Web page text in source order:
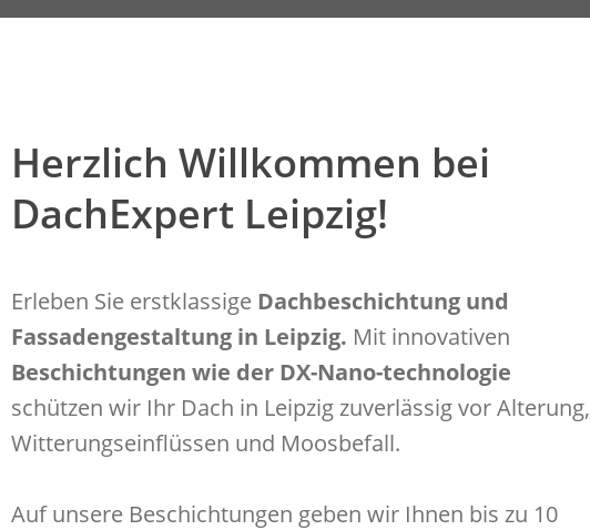
Herzlich Willkommen bei
DachExpert Leipzig!
Erleben Sie erstklassige Dachbeschichtung und
Fassadengestaltung in Leipzig. Mit innovativen
Beschichtungen wie der DX-Nano-technologie
schützen wir Ihr Dach in Leipzig zuverlässig vor Alterung,
Witterungseinflüssen und Moosbefall.
Auf unsere Beschichtungen geben wir Ihnen bis zu 10